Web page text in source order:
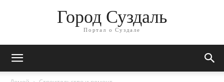
Город Суздаль
Портал о Суздале